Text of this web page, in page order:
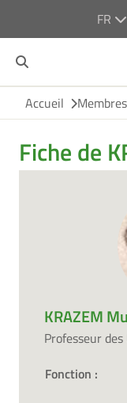
FR
Accueil Membres
Fiche de
KRAZEM
Professeur
Fonction :